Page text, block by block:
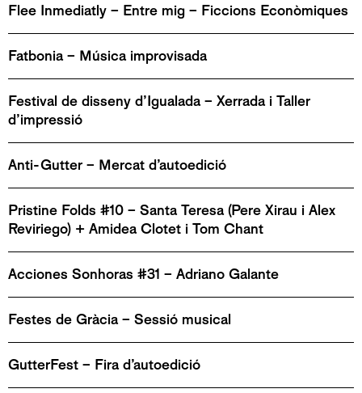
Flee Inmediatly – Entre mig – Ficcions Econòmiques
Fatbonia – Música improvisada
Festival de disseny d’Igualada – Xerrada i Taller
d’impressió
Anti-Gutter – Mercat d’autoedició
Pristine Folds #10 – Santa Teresa (Pere Xirau i Alex
Reviriego) + Amidea Clotet i Tom Chant
Acciones Sonhoras #31 – Adriano Galante
Festes de Gràcia – Sessió musical
GutterFest – Fira d’autoedició